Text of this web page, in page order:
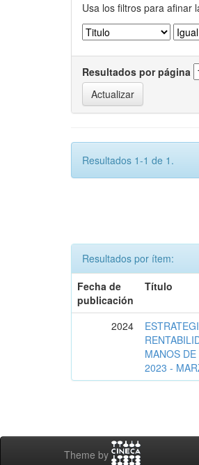
Usa los filtros para afinar
Resultados por página
Resultados 1-1 de 1.
Resultados por ítem:
Fecha de
publicación
Título
2024
MANOS DE
2023 -
Theme by